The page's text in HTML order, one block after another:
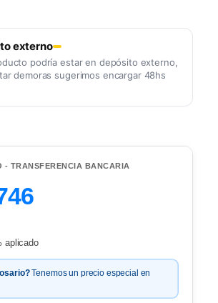
externo
podría estar en depósito externo,
demoras sugerimos encargar 48hs
- TRANSFERENCIA BANCARIA
aplicado
Tenemos un precio especial en